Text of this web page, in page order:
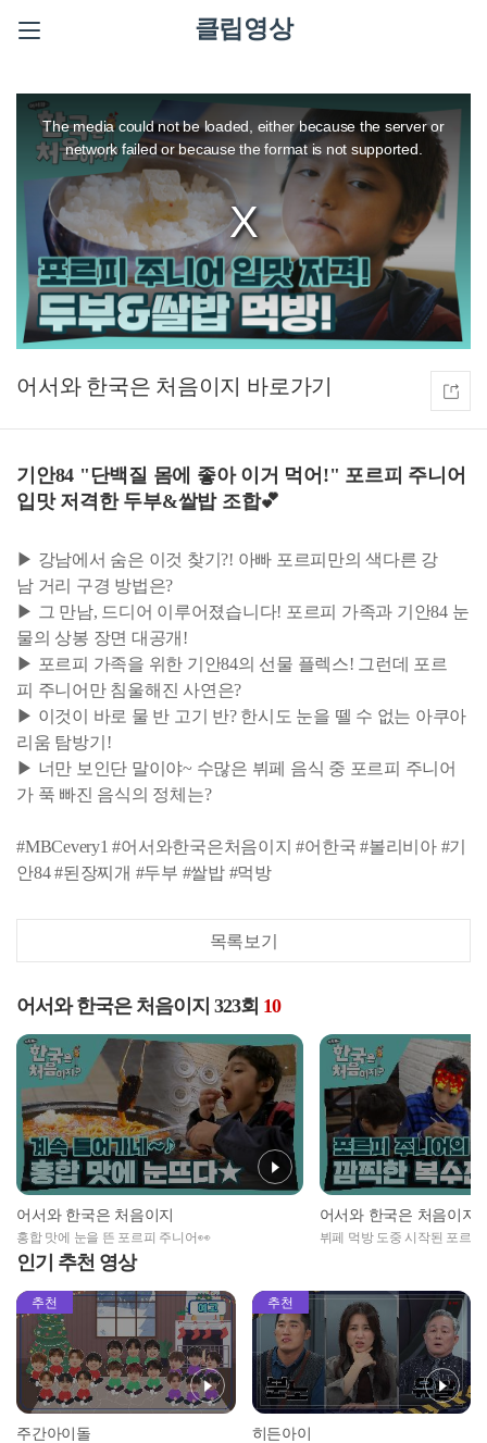
클립영상
modal
window.
The media could not be loaded, either because the server or
network failed or because the format is not supported.
어서와 한국은 처음이지
기안84 "단백질 몸에 좋아 이거 먹어!" 포르피 주니어
입맛 저격한 두부&쌀밥 조합💕
▶ 강남에서 숨은 이것 찾기?! 아빠 포르피만의 색다른 강
남 거리 구경 방법은?
▶ 그 만남, 드디어 이루어졌습니다! 포르피 가족과 기안84 눈
물의 상봉 장면 대공개!
▶ 포르피 가족을 위한 기안84의 선물 플렉스! 그런데 포르
피 주니어만 침울해진 사연은?
▶ 이것이 바로 물 반 고기 반? 한시도 눈을 뗄 수 없는 아쿠아
리움 탐방기!
▶ 너만 보인단 말이야~ 수많은 뷔페 음식 중 포르피 주니어
가 푹 빠진 음식의 정체는?
#MBCevery1 #어서와한국은처음이지 #어한국 #볼리비아 #기
안84 #된장찌개 #두부 #쌀밥 #먹방
목록보기
어서와 한국은 처음이지 323회 10
어서와 한국은 처음이지
홍합 맛에 눈을 뜬 포르피 주니어👀
어서와 한국은 처음이지
뷔페 먹방 도중 시작된 포르
인기 추천 영상
추천
주간아이돌
추천
히든아이